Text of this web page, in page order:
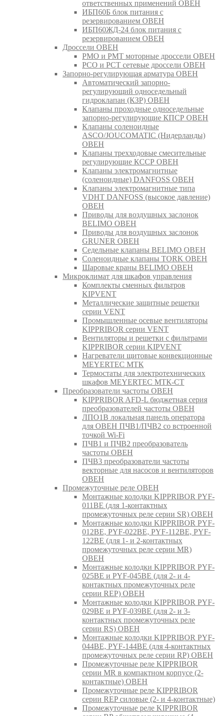
ответственных применений ОВЕН
ИБП60Б блок питания с
резервированием ОВЕН
ИБП60ЖД-24 блок питания с
резервированием ОВЕН
Дроссели ОВЕН
РМО и РМТ моторные дроссели ОВЕН
РСО и РСТ сетевые дроссели ОВЕН
Запорно-регулирующая арматура ОВЕН
Автоматический запорно-
регулирующий односедельный
гидроклапан (КЗР) ОВЕН
Клапаны проходные односедельные
запорно-регулирующие КПСР ОВЕН
Клапаны соленоидные
ASCO/JOUCOMATIC (Нидерланды)
ОВЕН
Клапаны трехходовые смесительные
регулирующие КССР ОВЕН
Клапаны электромагнитные
(соленоидные) DANFOSS ОВЕН
Клапаны электромагнитные типа
VDHT DANFOSS (высокое давление)
ОВЕН
Приводы для воздушных заслонок
BELIMO ОВЕН
Приводы для воздушных заслонок
GRUNER ОВЕН
Седельные клапаны BELIMO ОВЕН
Соленоидные клапаны TORK ОВЕН
Шаровые краны BELIMO ОВЕН
Микроклимат для шкафов управления
Комплекты сменных фильтров
KIPVENT
Металлические защитные решетки
серии VENT
Промышленные осевые вентиляторы
KIPPRIBOR серии VENT
Вентиляторы и решетки с фильтрами
KIPPRIBOR серии KIPVENT
Нагреватели щитовые конвекционные
MEYERTEC МТК
Термостаты для электротехнических
шкафов MEYERTEC МТК-СТ
Преобразователи частоты ОВЕН
KIPPRIBOR AFD-L бюджетная серия
преобразователей частоты ОВЕН
ЛПО1В локальная панель оператора
для ОВЕН ПЧВ1/ПЧВ2 со встроенной
точкой Wi-Fi
ПЧВ1 и ПЧВ2 преобразователь
частоты ОВЕН
ПЧВ3 преобразователи частоты
векторные для насосов и вентиляторов
ОВЕН
Промежуточные реле ОВЕН
Монтажные колодки KIPPRIBOR PYF-
011BE (для 1-контактных
промежуточных реле серии SR) ОВЕН
Монтажные колодки KIPPRIBOR PYF-
012BE, PYF-022BE, PYF-112BE, PYF-
122BE (для 1- и 2-контактных
промежуточных реле серии MR)
ОВЕН
Монтажные колодки KIPPRIBOR PYF-
025BE и PYF-045BE (для 2- и 4-
контактных промежуточных реле
серии REP) ОВЕН
Монтажные колодки KIPPRIBOR PYF-
029BE и PYF-039BE (для 2- и 3-
контактных промежуточных реле
серии RS) ОВЕН
Монтажные колодки KIPPRIBOR PYF-
044BE, PYF-144BE (для 4-контактных
промежуточных реле серии RP) ОВЕН
Промежуточные реле KIPPRIBOR
серии MR в компактном корпусе (2-
контактные) ОВЕН
Промежуточные реле KIPPRIBOR
серии REP силовые (2- и 4-контактные)
Промежуточные реле KIPPRIBOR